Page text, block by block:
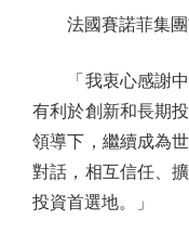
法國賽諾菲集團
「我衷心感謝中
有利於創新和長期
領導下，繼續成為
對話，相互信任、
投資首選地。」